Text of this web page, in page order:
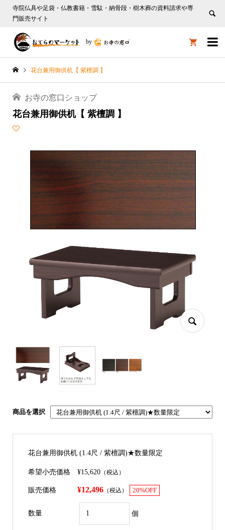
寺院仏具や足袋・仏教書籍・雪駄・納骨段・樹木葬の資料請求や専
門販売サイト

by 
花台兼用御供机【 紫檀調 】
お寺の窓口ショップ
花台兼用御供机【 紫檀調 】
商品を選択
花台兼用御供机 (1.4尺 / 紫檀調)★数量限定
希望小売価格 ¥15,620（税込）
販売価格 ¥12,496（税込） 20%OFF
数量 個